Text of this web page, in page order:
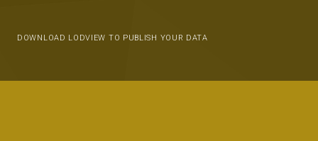
DOWNLOAD LODVIEW TO PUBLISH YOUR DATA